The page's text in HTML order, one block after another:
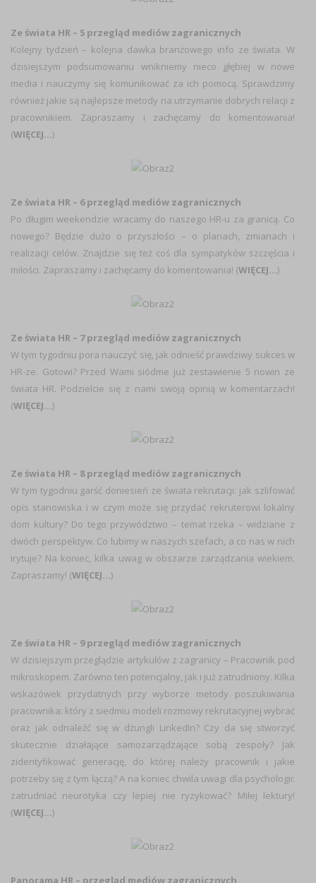
Ze świata HR – 5 przegląd mediów zagranicznych
Kolejny tydzień – kolejna dawka branżowego info ze świata. W
dzisiejszym podsumowaniu wnikniemy nieco głębiej w nowe
media i nauczymy się komunikować za ich pomocą. Sprawdzimy
również jakie są najlepsze metody na utrzymanie dobrych relacji z
pracownikiem. Zapraszamy i zachęcamy do komentowania!
(WIĘCEJ…)
Ze świata HR – 6 przegląd mediów zagranicznych
Po długim weekendzie wracamy do naszego HR-u za granicą. Co
nowego? Będzie dużo o przyszłości – o planach, zmianach i
realizacji celów. Znajdzie się też coś dla sympatyków szczęścia i
miłości. Zapraszamy i zachęcamy do komentowania! (WIĘCEJ…)
Ze świata HR – 7 przegląd mediów zagranicznych
W tym tygodniu pora nauczyć się, jak odnieść prawdziwy sukces w
HR-ze. Gotowi? Przed Wami siódme już zestawienie 5 nowin ze
świata HR. Podzielcie się z nami swoją opinią w komentarzach!
(WIĘCEJ…)
Ze świata HR – 8 przegląd mediów zagranicznych
W tym tygodniu garść doniesień ze świata rekrutacji: jak szlifować
opis stanowiska i w czym może się przydać rekruterowi lokalny
dom kultury? Do tego przywództwo – temat rzeka – widziane z
dwóch perspektyw. Co lubimy w naszych szefach, a co nas w nich
irytuje? Na koniec, kilka uwag w obszarze zarządzania wiekiem.
Zapraszamy! (WIĘCEJ…)
Ze świata HR – 9 przegląd mediów zagranicznych
W dzisiejszym przeglądzie artykułów z zagranicy – Pracownik pod
mikroskopem. Zarówno ten potencjalny, jak i już zatrudniony. Kilka
wskazówek przydatnych przy wyborze metody poszukiwania
pracownika: który z siedmiu modeli rozmowy rekrutacyjnej wybrać
oraz jak odnaleźć się w dżungli LinkedIn? Czy da się stworzyć
skutecznie działające samozarządzające sobą zespoły? Jak
zidentyfikować generację, do której należy pracownik i jakie
potrzeby się z tym łączą? A na koniec chwila uwagi dla psychologii:
zatrudniać neurotyka czy lepiej nie ryzykować? Miłej lektury!
(WIĘCEJ…)
Panorama HR – przegląd mediów zagranicznych